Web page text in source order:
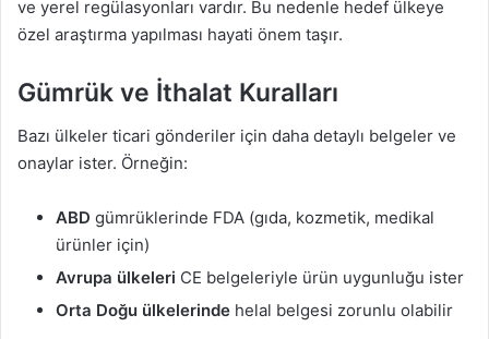
ve yerel regülasyonları vardır. Bu nedenle hedef ülkeye
özel araştırma yapılması hayati önem taşır.
Gümrük ve İthalat Kuralları
Bazı ülkeler ticari gönderiler için daha detaylı belgeler ve
onaylar ister. Örneğin:
ABD gümrüklerinde FDA (gıda, kozmetik, medikal
ürünler için)
Avrupa ülkeleri CE belgeleriyle ürün uygunluğu ister
Orta Doğu ülkelerinde helal belgesi zorunlu olabilir